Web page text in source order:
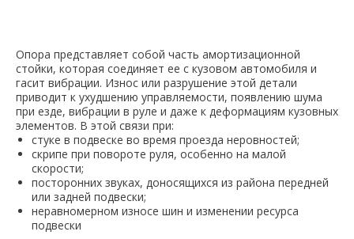
Опора представляет собой часть амортизационной
стойки, которая соединяет ее с кузовом автомобиля и
гасит вибрации. Износ или разрушение этой детали
приводит к ухудшению управляемости, появлению шума
при езде, вибрации в руле и даже к деформациям кузовных
элементов. В этой связи при:
стуке в подвеске во время проезда неровностей;
скрипе при повороте руля, особенно на малой
скорости;
посторонних звуках, доносящихся из района передней
или задней подвески;
неравномерном износе шин и изменении ресурса
подвески